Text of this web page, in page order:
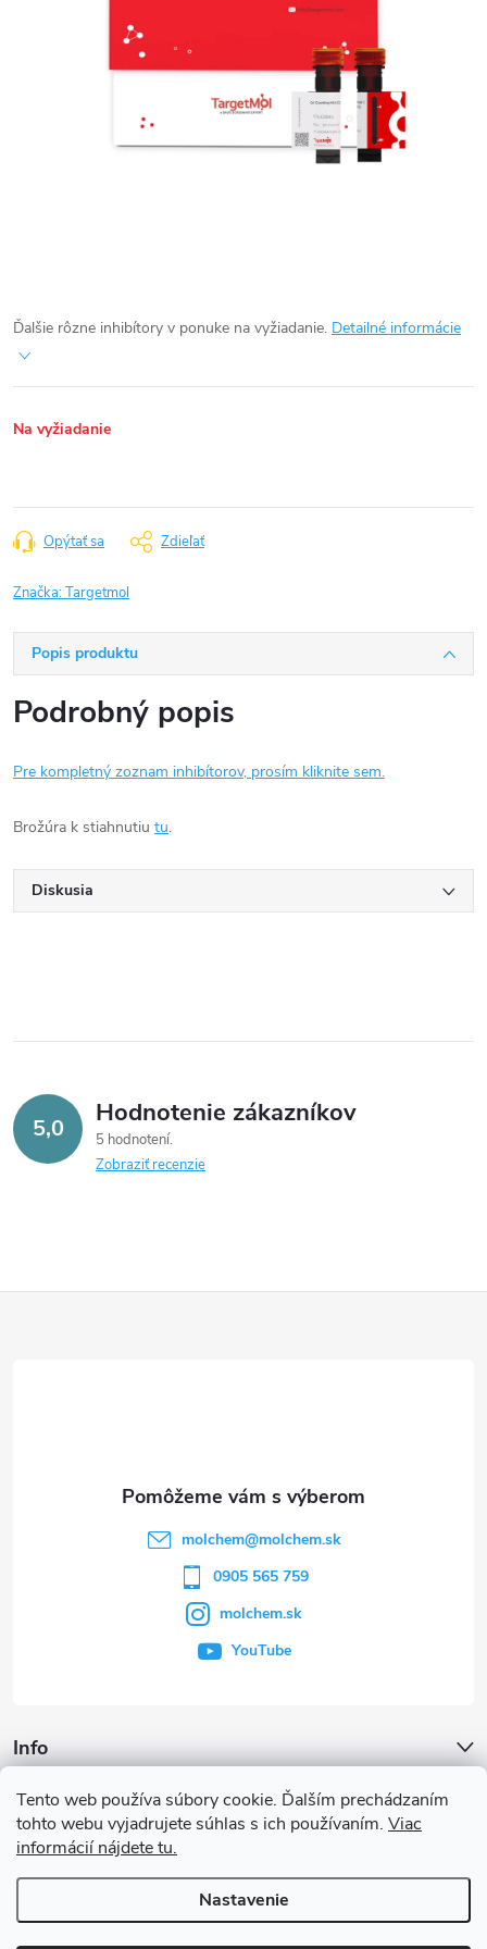
Tento web používa súbory cookie. Ďalším prechádzaním
tohto webu vyjadrujete súhlas s ich používaním. Viac
informácií nájdete tu.
Nastavenie
Ďalšie rôzne inhibítory v ponuke na vyžiadanie. Detailné informácie
Na vyžiadanie
Opýtať sa Zdieľať
Značka:Targetmol
Popis produktu
Podrobný popis
Pre kompletný zoznam inhibítorov, prosím kliknite sem.
Brožúra k stiahnutiu tu.
Diskusia
5,0 Hodnotenie zákazníkov
5 hodnotení
Zobraziť recenzie
Info
Iné služby
molchem@molchem.sk
0905 565 759
molchem.sk
YouTube